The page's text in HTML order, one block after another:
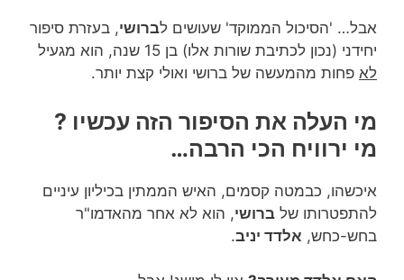
אבל… 'הסיכול הממוקד' שעושים לברושי, בעזרת סיפור
יחידני (נכון לכתיבת שורות אלו) בן 15 שנה, הוא מגעיל
לא פחות מהמעשה של ברושי ואולי קצת יותר.
מי העלה את הסיפור הזה עכשיו ?
מי ירוויח הכי הרבה…
איכשהו, כבמטה קסמים, האיש הממתין בכיליון עיניים
להתפטרותו של ברושי, הוא לא אחר מהאדמו"ר
בחש-כחש, אלדד יניב.